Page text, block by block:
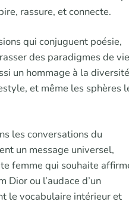
rassure, et connecte.
qui conjuguent poésie,
des paradigmes de vie
un hommage à la diversité
et même les sphères
les conversations du
un message universel,
femme qui souhaite
Dior ou l’audace d’un
le vocabulaire intérieur et